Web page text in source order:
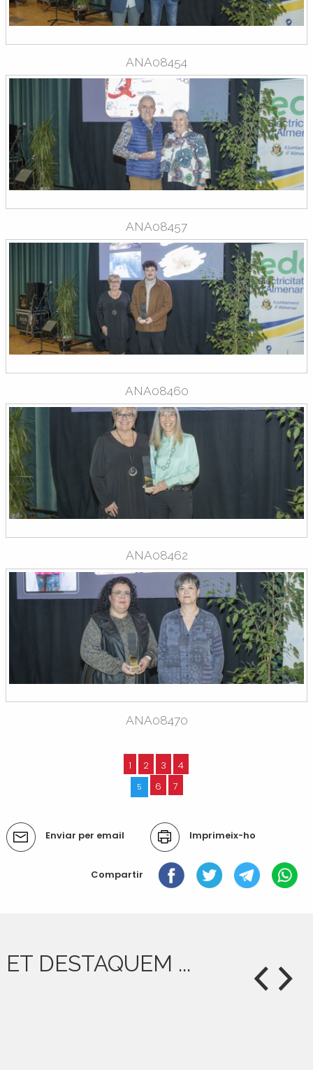
ANA08454
ANA08457
ANA08460
ANA08462
ANA08470
1 2 3 4
5 6 7
Accions
del
Enviar per email Imprimeix-ho
Compartir
ET DESTAQUEM ...